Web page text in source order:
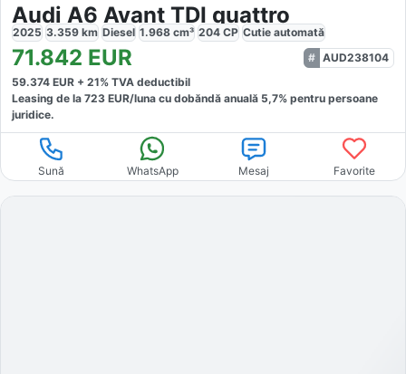
Audi A6 Avant TDI quattro
2025 3.359 km Diesel 1.968 cm³ 204 CP Cutie automată
71.842 EUR
AUD238104
59.374 EUR + 21% TVA deductibil
Leasing de la 723 EUR/luna cu dobăndă anuală 5,7% pentru persoane
juridice.
Sună WhatsApp Mesaj Favorite